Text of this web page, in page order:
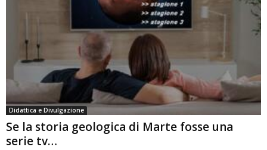
Didattica e Divulgazione
Se la storia geologica di Marte fosse una
serie tv…